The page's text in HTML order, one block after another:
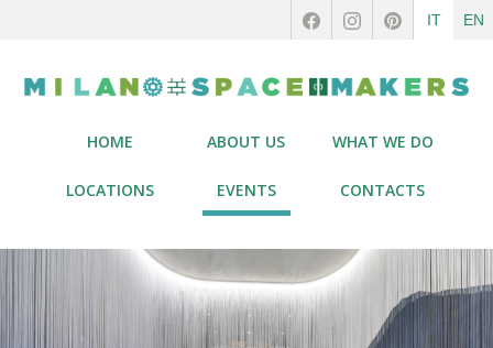
IT EN
HOME ABOUT US WHAT WE DO
LOCATIONS EVENTS CONTACTS